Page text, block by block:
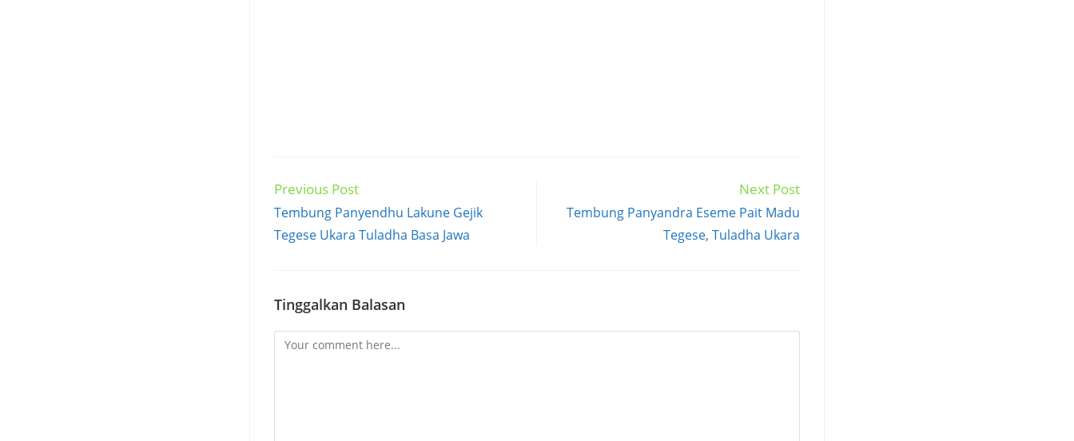
Read
articles
Previous Post
Tembung Panyendhu Lakune Gejik
Tegese Ukara Tuladha Basa Jawa
Next Post
Tembung Panyandra Eseme Pait Madu
Tegese, Tuladha Ukara
Tinggalkan Balasan
Comment